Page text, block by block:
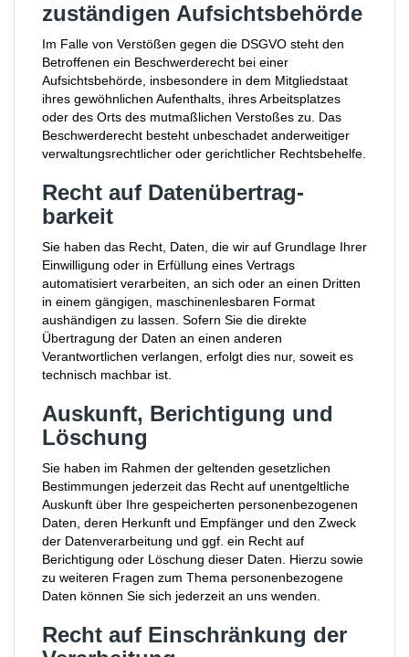
zuständigen Aufsichts­behörde
Im Falle von Verstößen gegen die DSGVO steht den
Betroffenen ein Beschwerderecht bei einer
Aufsichtsbehörde, insbesondere in dem Mitgliedstaat
ihres gewöhnlichen Aufenthalts, ihres Arbeitsplatzes
oder des Orts des mutmaßlichen Verstoßes zu. Das
Beschwerderecht besteht unbeschadet anderweitiger
verwaltungsrechtlicher oder gerichtlicher Rechtsbehelfe.
Recht auf Daten­übertrag­
barkeit
Sie haben das Recht, Daten, die wir auf Grundlage Ihrer
Einwilligung oder in Erfüllung eines Vertrags
automatisiert verarbeiten, an sich oder an einen Dritten
in einem gängigen, maschinenlesbaren Format
aushändigen zu lassen. Sofern Sie die direkte
Übertragung der Daten an einen anderen
Verantwortlichen verlangen, erfolgt dies nur, soweit es
technisch machbar ist.
Auskunft, Berichtigung und
Löschung
Sie haben im Rahmen der geltenden gesetzlichen
Bestimmungen jederzeit das Recht auf unentgeltliche
Auskunft über Ihre gespeicherten personenbezogenen
Daten, deren Herkunft und Empfänger und den Zweck
der Datenverarbeitung und ggf. ein Recht auf
Berichtigung oder Löschung dieser Daten. Hierzu sowie
zu weiteren Fragen zum Thema personenbezogene
Daten können Sie sich jederzeit an uns wenden.
Recht auf Einschränkung der